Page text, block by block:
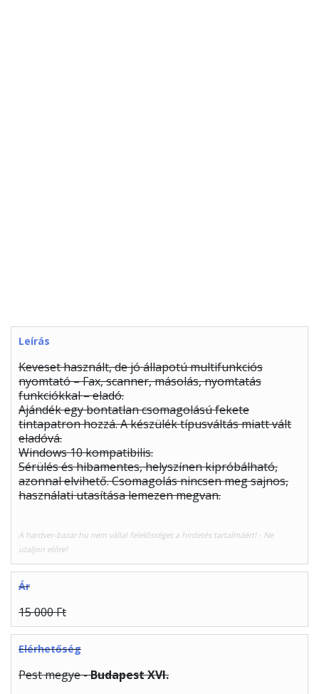
Leírás
Keveset használt, de jó állapotú multifunkciós
nyomtató – Fax, scanner, másolás, nyomtatás
funkciókkal – eladó.
Ajándék egy bontatlan csomagolású fekete
tintapatron hozzá. A készülék típusváltás miatt vált
eladóvá.
Windows 10 kompatibilis.
Sérülés és hibamentes, helyszínen kipróbálható,
azonnal elvihető. Csomagolás nincsen meg sajnos,
használati utasítása lemezen megvan.
A hardver-bazar.hu nem vállal felelősséget a hirdetés tartalmáért! - Ne
utaljon előre!
Ár
15 000 Ft
Elérhetőség
Pest megye -Budapest XVI.